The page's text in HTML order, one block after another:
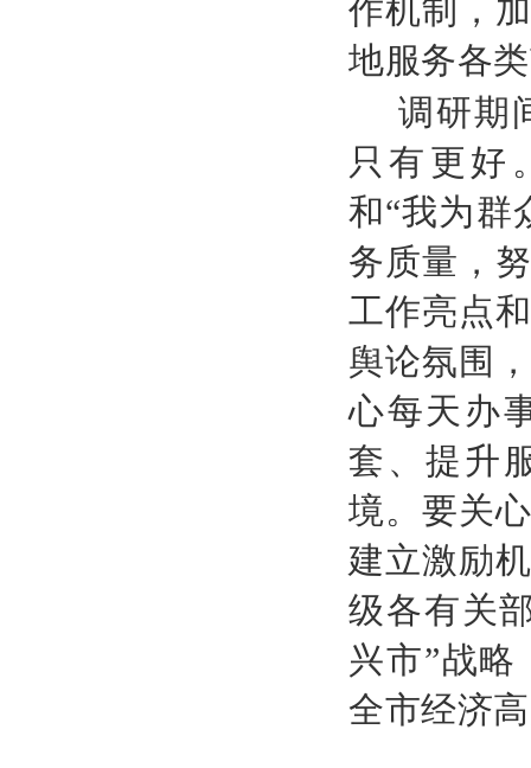
作机制，
地服务各
调研期
只有更好
和“我为群
务质量，
工作亮点
舆论氛围
心每天办
套、提升
境。要关
建立激励
级各有关
兴市”战
全市经济